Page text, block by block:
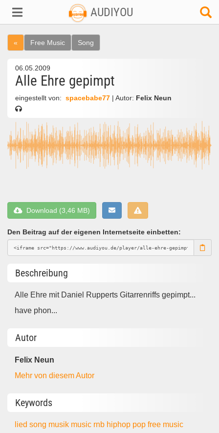
AUDIYOU
« Free Music Song
06.05.2009
Alle Ehre gepimpt
eingestellt von: spacebabe77 | Autor: Felix Neun
Download (3,46 MB)
Den Beitrag auf der eigenen Internetseite einbetten:
Beschreibung
Alle Ehre mit Daniel Rupperts Gitarrenriffs gepimpt...
have phon...
Autor
Felix Neun
Mehr von diesem Autor
Keywords
liedsong musik music rnb hiphop popfree music